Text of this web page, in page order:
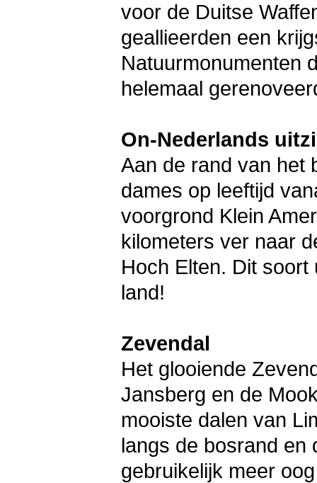
voor de Duitse
geallieerden een
Natuurmonumenten
helemaal
On-Nederlands
Aan de rand van het
dames op leeftijd
voorgrond Klein
kilometers ver naar
Hoch Elten. Dit
land!
Zevendal
Het glooiende
Jansberg en de
mooiste dalen van
langs de bosrand en
gebruikelijk meer